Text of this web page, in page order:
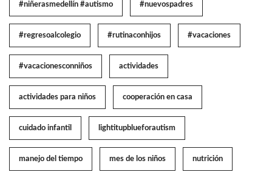
#niñerasmedellín #autismo #nuevospadres
#regresoalcolegio #rutinaconhijos #vacaciones
#vacacionesconniños actividades
actividades para niños cooperación en casa
cuidado infantil lightitupblueforautism
manejo del tiempo mes de los niños nutrición